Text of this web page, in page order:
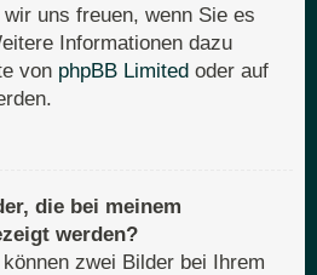
uns freuen, wenn Sie es
Informationen dazu
von phpBB Limited oder auf
die bei meinem
werden?
zwei Bilder bei Ihrem